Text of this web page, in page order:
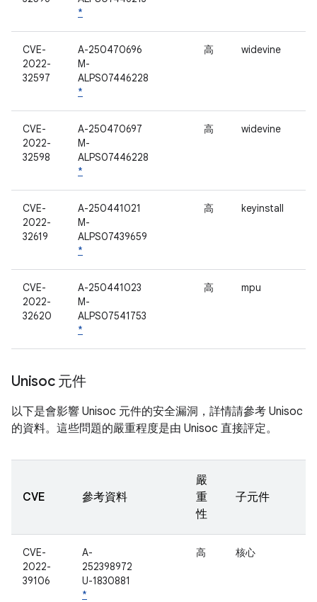
*
CVE-
2022-
32597
A-250470696
M-
ALPS07446228
*
高 widevine
CVE-
2022-
32598
A-250470697
M-
ALPS07446228
*
高 widevine
CVE-
2022-
32619
A-250441021
M-
ALPS07439659
*
高 keyinstall
CVE-
2022-
32620
A-250441023
M-
ALPS07541753
*
高 mpu
Unisoc 元件
以下是會影響 Unisoc 元件的安全漏洞，詳情請參考 Unisoc
的資料。這些問題的嚴重程度是由 Unisoc 直接評定。
CVE 參考資料
嚴
重
性
子元件
CVE-
2022-
39106
A-
252398972
U-1830881
*
高 核心